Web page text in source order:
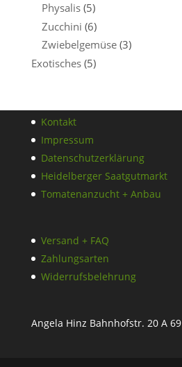
Physalis (5)
Zucchini (6)
Zwiebelgemüse (3)
Exotisches (5)
Kontakt
Impressum
Datenschutzerklärung
Heidelberger Saatgutmarkt
Tomatenanzucht + Anbau
Versand + FAQ
Zahlungsarten
Widerrufsbelehrung
Angela Hinz Bahnhofstr. 20 A